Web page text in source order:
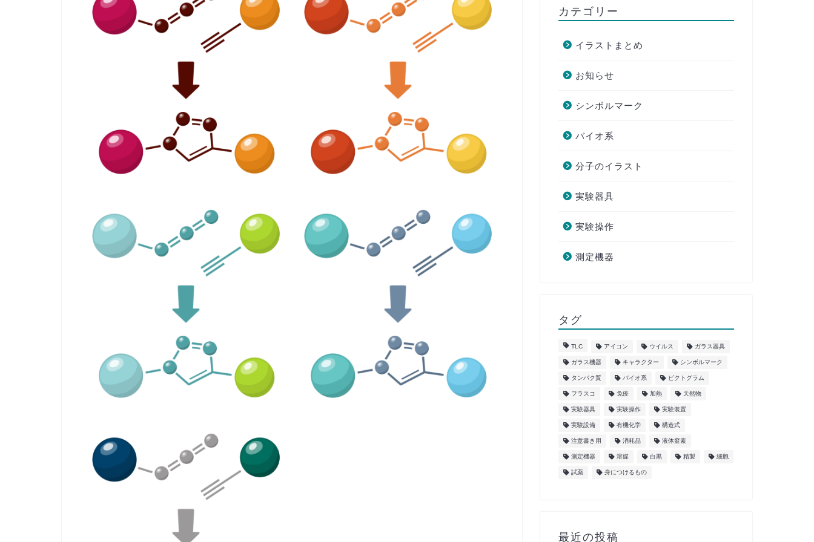
カテゴリー
イラストまとめ
お知らせ
シンボルマーク
バイオ系
分子のイラスト
実験器具
実験操作
測定機器
タグ
TLC アイコン ウイルス ガラス器具
ガラス機器 キャラクター シンボルマーク
タンパク質 バイオ系 ピクトグラム
フラスコ 免疫 加熱 天然物
実験器具 実験操作 実験装置
実験設備 有機化学 構造式
注意書き用 消耗品 液体窒素
測定機器 溶媒 白黒 精製 細胞
試薬 身につけるもの
最近の投稿